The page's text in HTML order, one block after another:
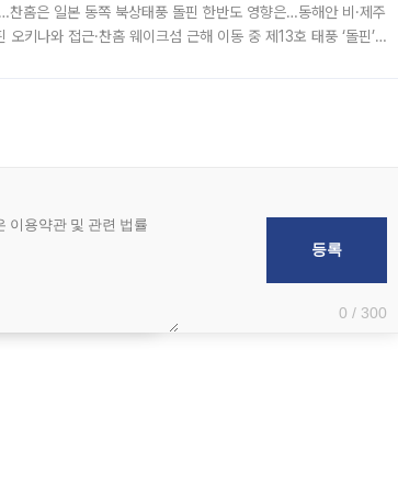
홈은 일본 동쪽 북상태풍 돌핀 한반도 영향은…동해안 비·제주
키나와 접근·찬홈 웨이크섬 근해 이동 중 제13호 태풍 ‘돌핀’이
0 / 300